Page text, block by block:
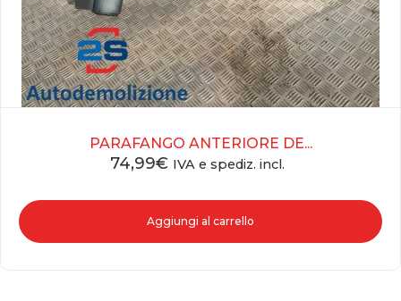
PARAFANGO ANTERIORE DE...
74,99€ IVA e spediz. incl.
Aggiungi al carrello